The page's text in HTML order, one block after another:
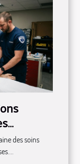
en
des soins